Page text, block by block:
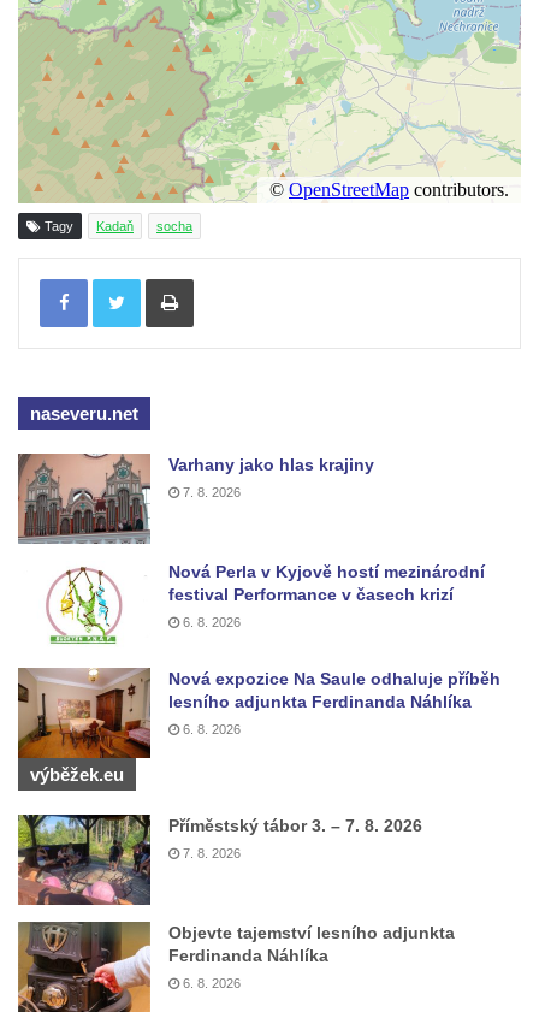
Socha Kozorožec horský v ZOO Hluboká
Socha Včela v ZOO Hluboká
Socha Housenka v ZOO Hluboká
Socha Nosorožík v ZOO Hluboká
Socha Rosomák v ZOO Hluboká
Socha Beruška v ZOO Hluboká
Socha Vážka v ZOO Hluboká
Socha Volavka v ZOO Hluboká
Flamingo trůn v ZOO Hluboká
Lavička Kůň Převalského v ZOO Hluboká
Socha Opičákovník v ZOO Hluboká
Socha Roháč v ZOO Hluboká
Socha Mystik v ZOO Hluboká
Reliéf Rodina a práce na budově záložny
čp. 69/1 v Českých Budějovicích
Socha Jana Valeria Jirsíka u Černé věže v
Českých Budějovicích
Socha Krista klesajícího pod křížem u
kostela svatého Mikuláše v Českých
Budějovicích
Socha svatého Jana Nepomuckého u
Budějovicích
Socha S tebou v parku na Senovážném
náměstí v Českých Budějovicích
Socha Tornádo v parku na Senovážném
náměstí v Českých Budějovicích
Tagy Kadaň socha
Tisknout
naseveru.net
Varhany jako hlas krajiny
7. 8. 2026
Nová Perla v Kyjově hostí mezinárodní
festival Performance v časech krizí
6. 8. 2026
Nová expozice Na Saule odhaluje příběh
lesního adjunkta Ferdinanda Náhlíka
6. 8. 2026
výběžek.eu
Příměstský tábor 3. – 7. 8. 2026
7. 8. 2026
Objevte tajemství lesního adjunkta
Ferdinanda Náhlíka
6. 8. 2026